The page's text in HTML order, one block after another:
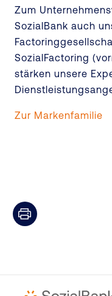
Zum
SozialBank auch
SozialFactoring
stärken unsere
Zur Markenfamilie